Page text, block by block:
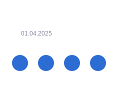
01.04.2025